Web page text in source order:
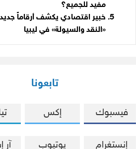
مفيد للجميع؟
خبير اقتصادي يكشف أرقاماً
«النقد والسيولة» في ليبيا
تابعونا
فيسبوك إكس
إنستغرام يوتيوب